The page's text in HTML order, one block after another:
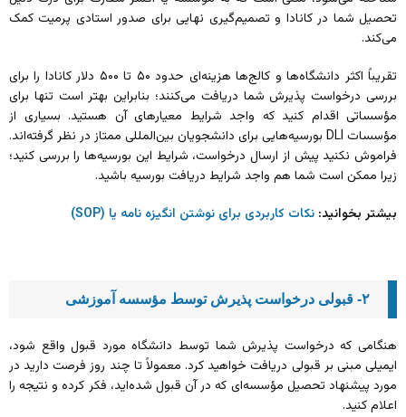
تحصیل شما در کانادا و تصمیم‌گیری نهایی برای صدور استادی پرمیت کمک
می‌کند.
تقریباً اکثر دانشگاه‌ها و کالج‌ها هزینه‌ای حدود ۵۰ تا ۵۰۰ دلار کانادا را برای
بررسی درخواست پذیرش شما دریافت می‌کنند؛ بنابراین بهتر است تنها برای
مؤسساتی اقدام کنید که واجد شرایط معیارهای آن هستید. بسیاری از
مؤسسات DLI بورسیه‌هایی برای دانشجویان بین‌المللی ممتاز در نظر گرفته‌اند.
فراموش نکنید پیش از ارسال درخواست، شرایط این بورسیه‌ها را بررسی کنید؛
زیرا ممکن است شما هم واجد شرایط دریافت بورسیه باشید.
بیشتر بخوانید: نکات کاربردی برای نوشتن انگیزه نامه یا (SOP)
۲- قبولی درخواست پذیرش توسط مؤسسه آموزشی
هنگامی که درخواست پذیرش شما توسط دانشگاه مورد قبول واقع شود،
ایمیلی مبنی بر قبولی دریافت خواهید کرد. معمولاً تا چند روز فرصت دارید در
مورد پیشنهاد تحصیل مؤسسه‌ای که در آن قبول شده‌اید، فکر کرده و نتیجه را
اعلام کنید.